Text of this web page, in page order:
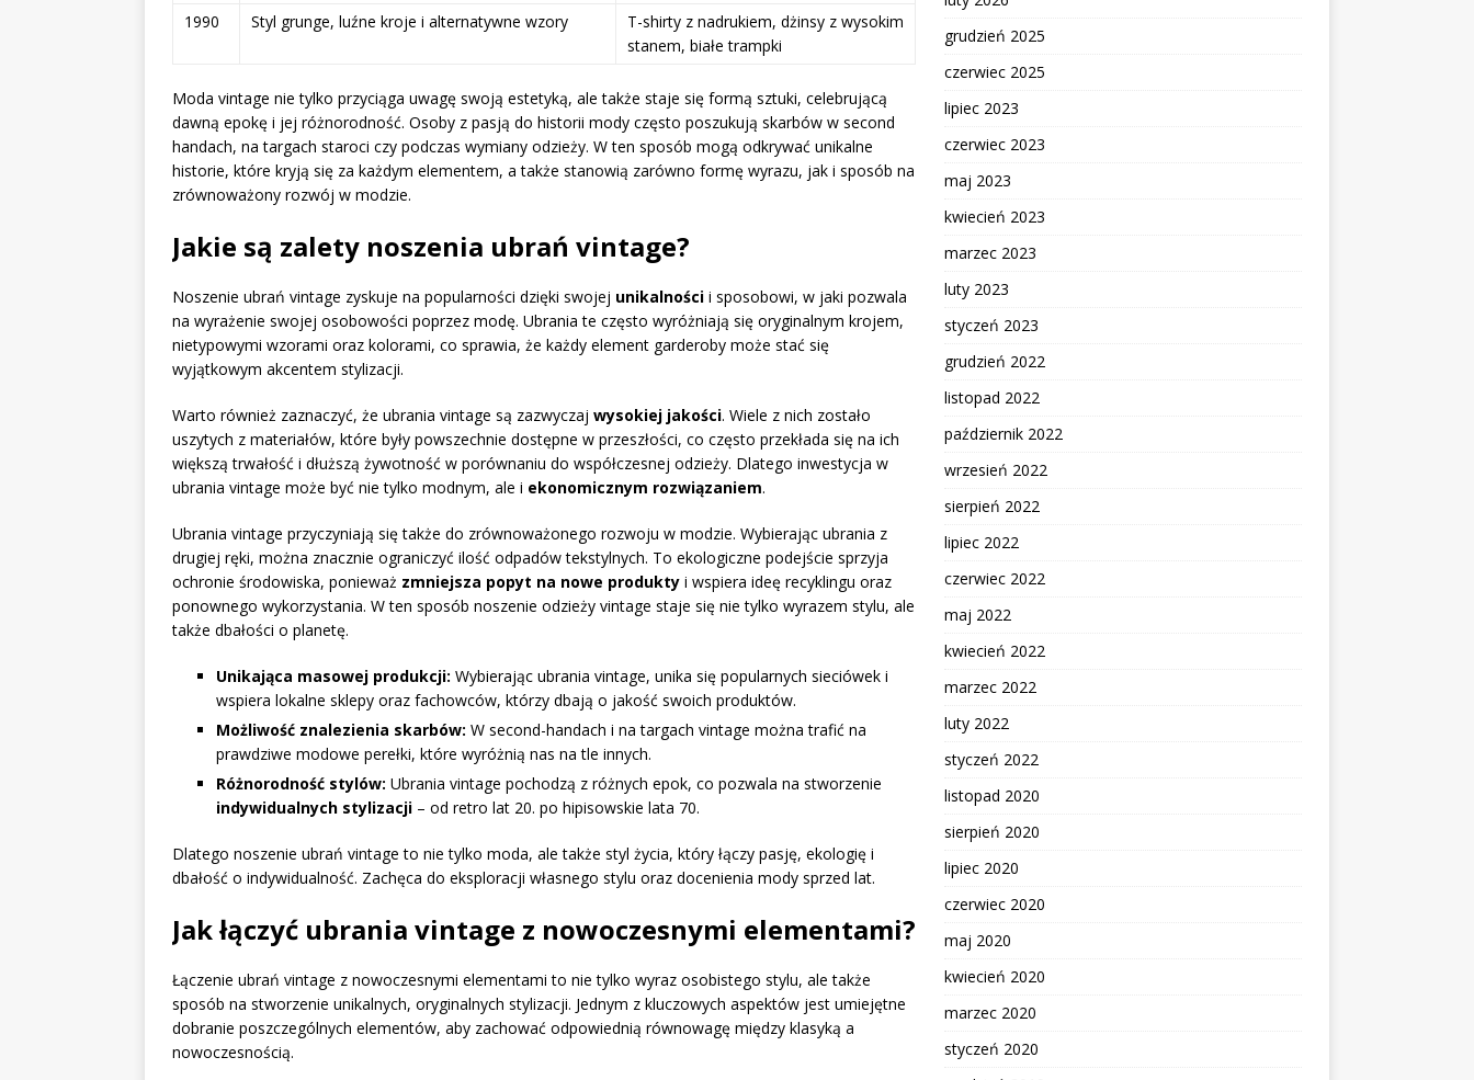
1990
Styl grunge, luźne kroje i alternatywne wzory
T-shirty z nadrukiem, dżinsy z wysokim
stanem, białe trampki
Moda vintage nie tylko przyciąga uwagę swoją estetyką, ale także staje się formą sztuki, celebrującą
dawną epokę i jej różnorodność. Osoby z pasją do historii mody często poszukują skarbów w second
handach, na targach staroci czy podczas wymiany odzieży. W ten sposób mogą odkrywać unikalne
historie, które kryją się za każdym elementem, a także stanowią zarówno formę wyrazu, jak i sposób na
zrównoważony rozwój w modzie.
Jakie są zalety noszenia ubrań vintage?
Noszenie ubrań vintage zyskuje na popularności dzięki swojej unikalności i sposobowi, w jaki pozwala
na wyrażenie swojej osobowości poprzez modę. Ubrania te często wyróżniają się oryginalnym krojem,
nietypowymi wzorami oraz kolorami, co sprawia, że każdy element garderoby może stać się
wyjątkowym akcentem stylizacji.
Warto również zaznaczyć, że ubrania vintage są zazwyczaj wysokiej jakości. Wiele z nich zostało
uszytych z materiałów, które były powszechnie dostępne w przeszłości, co często przekłada się na ich
większą trwałość i dłuższą żywotność w porównaniu do współczesnej odzieży. Dlatego inwestycja w
ubrania vintage może być nie tylko modnym, ale i ekonomicznym rozwiązaniem.
Ubrania vintage przyczyniają się także do zrównoważonego rozwoju w modzie. Wybierając ubrania z
drugiej ręki, można znacznie ograniczyć ilość odpadów tekstylnych. To ekologiczne podejście sprzyja
ochronie środowiska, ponieważ zmniejsza popyt na nowe produkty i wspiera ideę recyklingu oraz
ponownego wykorzystania. W ten sposób noszenie odzieży vintage staje się nie tylko wyrazem stylu, ale
także dbałości o planetę.
Unikająca masowej produkcji: Wybierając ubrania vintage, unika się popularnych sieciówek i
wspiera lokalne sklepy oraz fachowców, którzy dbają o jakość swoich produktów.
Możliwość znalezienia skarbów: W second-handach i na targach vintage można trafić na
prawdziwe modowe perełki, które wyróżnią nas na tle innych.
Różnorodność stylów: Ubrania vintage pochodzą z różnych epok, co pozwala na stworzenie
indywidualnych stylizacji – od retro lat 20. po hipisowskie lata 70.
Dlatego noszenie ubrań vintage to nie tylko moda, ale także styl życia, który łączy pasję, ekologię i
dbałość o indywidualność. Zachęca do eksploracji własnego stylu oraz docenienia mody sprzed lat.
Jak łączyć ubrania vintage z nowoczesnymi elementami?
Łączenie ubrań vintage z nowoczesnymi elementami to nie tylko wyraz osobistego stylu, ale także
sposób na stworzenie unikalnych, oryginalnych stylizacji. Jednym z kluczowych aspektów jest umiejętne
dobranie poszczególnych elementów, aby zachować odpowiednią równowagę między klasyką a
nowoczesnością.
grudzień 2025
czerwiec 2025
lipiec 2023
czerwiec 2023
maj 2023
kwiecień 2023
marzec 2023
luty 2023
styczeń 2023
grudzień 2022
listopad 2022
październik 2022
wrzesień 2022
sierpień 2022
lipiec 2022
czerwiec 2022
maj 2022
kwiecień 2022
marzec 2022
luty 2022
styczeń 2022
listopad 2020
sierpień 2020
lipiec 2020
czerwiec 2020
maj 2020
kwiecień 2020
marzec 2020
styczeń 2020